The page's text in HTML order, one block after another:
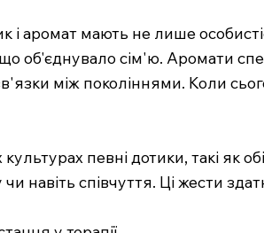
і аромат мають не лише
об'єднувало сім'ю. Аромати
між поколіннями. Коли
культурах певні дотики, такі як
чи навіть співчуття. Ці жести